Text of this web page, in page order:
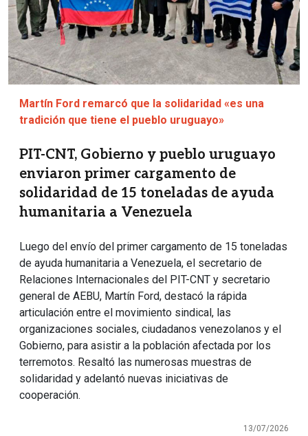
Martín Ford remarcó que la solidaridad «es una
tradición que tiene el pueblo uruguayo»
PIT-CNT, Gobierno y pueblo uruguayo
enviaron primer cargamento de
solidaridad de 15 toneladas de ayuda
humanitaria a Venezuela
Luego del envío del primer cargamento de 15 toneladas
de ayuda humanitaria a Venezuela, el secretario de
Relaciones Internacionales del PIT-CNT y secretario
general de AEBU, Martín Ford, destacó la rápida
articulación entre el movimiento sindical, las
organizaciones sociales, ciudadanos venezolanos y el
Gobierno, para asistir a la población afectada por los
terremotos. Resaltó las numerosas muestras de
solidaridad y adelantó nuevas iniciativas de
cooperación.
13/07/2026